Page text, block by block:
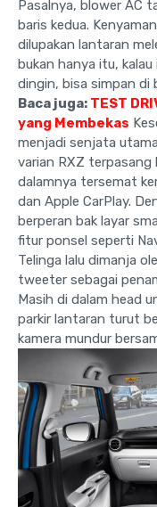
Pasalnya, blower AC
baris kedua.
dilupakan lantaran
bukan hanya itu,
dingin, bisa simpan di
Baca juga: TEST
yang Membekas
menjadi senjata
varian RXZ terpasang
dalamnya tersemat
dan Apple CarPlay.
berperan bak layar
fitur ponsel seperti
Telinga lalu dimanja
tweeter sebagai
Masih di dalam head
parkir lantaran turut
kamera mundur